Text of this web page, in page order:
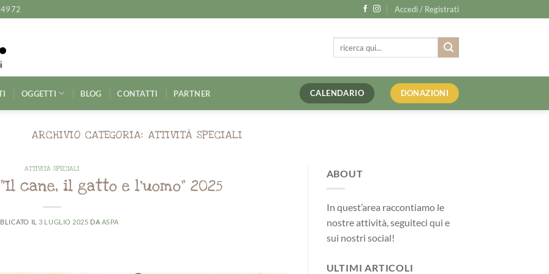
Accedi / Registrati
OGGETTI BLOG CONTATTI PARTNER CALENDARIO DONAZIONI
ARCHIVIO CATEGORIA: ATTIVITÀ SPECIALI
ATTIVITÀ SPECIALI
cane, il gatto e l’uomo” 2025
IL 3 LUGLIO 2025 DA ASPA
ABOUT
In quest’area raccontiamo le
nostre attività, seguiteci qui e
sui nostri social!
ULTIMI ARTICOLI